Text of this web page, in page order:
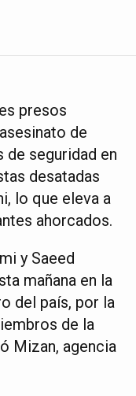
presos
de
seguridad en
desatadas
lo que eleva a
ahorcados.
y Saeed
mañana en la
del país, por la
de la
Mizan, agencia